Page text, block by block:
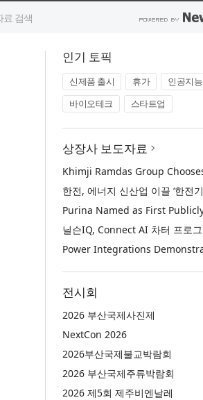
인기 토픽
신제품 출시 휴가
인공지능
바이오테크
스타트업
상장사 보도자료
전시회
2026 부산국제사진제
NextCon 2026
2026부산국제불교박람회
2026 부산국제주류박람회
2026 제5회 제주비엔날레